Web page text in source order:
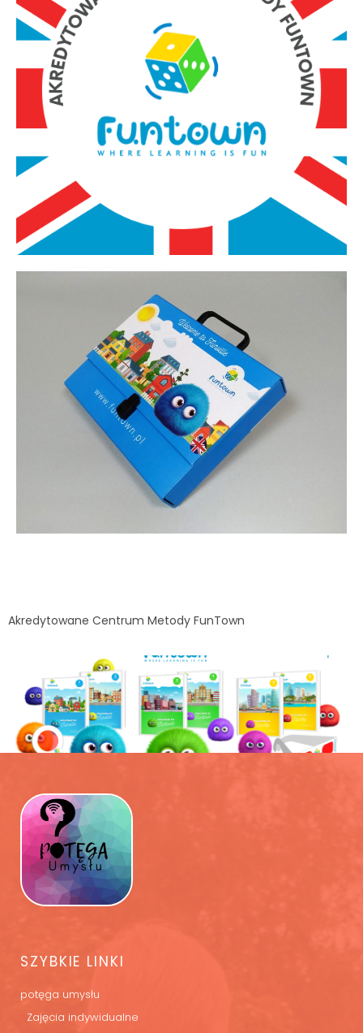
Akredytowane Centrum Metody FunTown
SZYBKIE LINKI
potęga umysłu
Zajęcia indywidualne